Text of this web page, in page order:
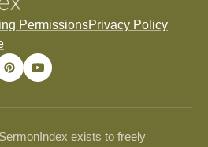
PermissionsPrivacy Policy
exists to freely